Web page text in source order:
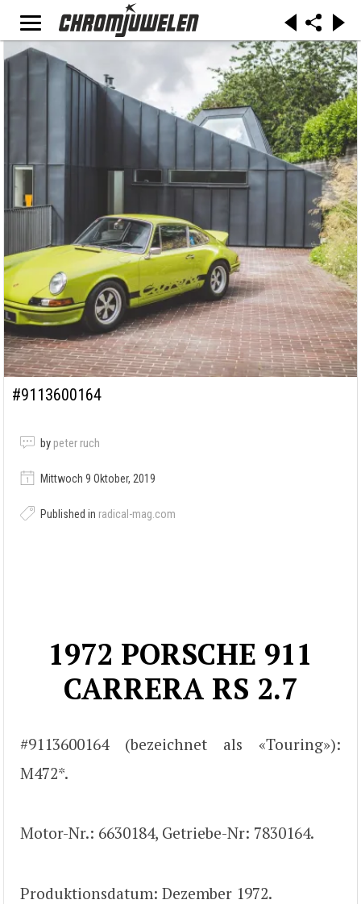
#9113600164
by peter ruch
Mittwoch 9 Oktober, 2019
Published in radical-mag.com
1972 PORSCHE 911
CARRERA RS 2.7
#9113600164 (bezeichnet als «Touring»):
M472*.
Motor-Nr.: 6630184, Getriebe-Nr: 7830164.
Produktionsdatum: Dezember 1972.